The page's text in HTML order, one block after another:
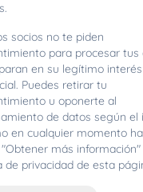
Lo sentimos
socios no te piden
para procesar tus
en su legítimo interés
Puedes retirar tu
u oponerte al
de datos según el
en cualquier momento
más
de privacidad de esta